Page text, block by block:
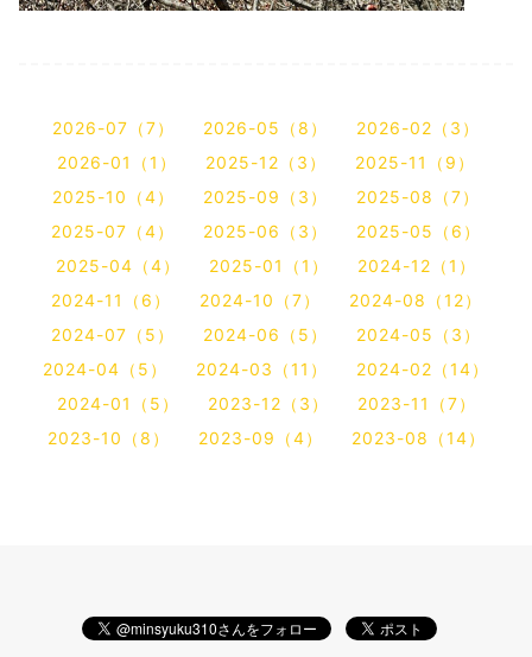
2026-07（7） 2026-05（8）
2026-02（3）
2026-01（1）
2025-12（3）
2025-11（9）
2025-10（4）
2025-09（3）
2025-08（7）
2025-07（4）
2025-06（3）
2025-05（6）
2025-04（4）
2025-01（1）
2024-12（1）
2024-11（6）
2024-10（7）
2024-08（12）
2024-07（5）
2024-06（5）
2024-05（3）
2024-04（5）
2024-03（11）
2024-02（14）
2024-01（5）
2023-12（3）
2023-11（7）
2023-10（8）
2023-09（4） 2023-08（14）